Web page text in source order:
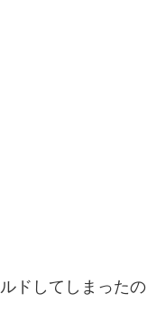
ドしてしまったの